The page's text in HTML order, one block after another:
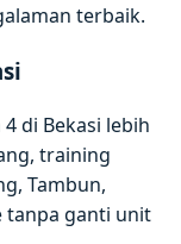
terbaik.
di Bekasi lebih
training
Tambun,
tanpa ganti unit